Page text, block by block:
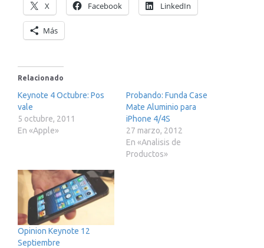
X Facebook LinkedIn
Más
Relacionado
Keynote 4 Octubre: Pos
vale
5 octubre, 2011
En «Apple»
Probando: Funda Case
Mate Aluminio para
iPhone 4/4S
27 marzo, 2012
En «Analisis de
Productos»
Opinion Keynote 12
Septiembre